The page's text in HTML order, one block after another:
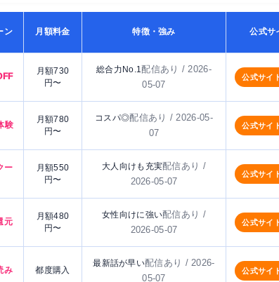
ン 月額料金 特徴・強み 公式サ
月額730
円〜
総合力No.1配信あり / 2026-
05-07
公式サイ
験
月額780
円〜
コスパ◎配信あり / 2026-05-
07
公式サイ
ー
月額550
円〜
大人向けも充実配信あり /
2026-05-07
公式サイ
元
月額480
円〜
女性向けに強い配信あり /
2026-05-07
公式サイ
み 都度購入
最新話が早い配信あり / 2026-
05-07
公式サイ